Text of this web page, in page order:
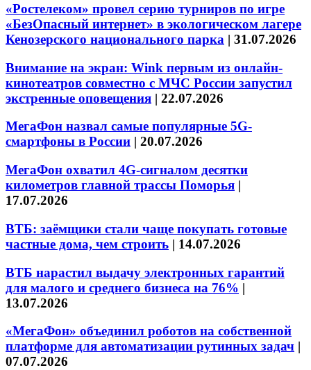
«Ростелеком» провел серию турниров по игре
«БезОпасный интернет» в экологическом лагере
Кенозерского национального парка | 31.07.2026
Внимание на экран: Wink первым из онлайн-
кинотеатров совместно с МЧС России запустил
экстренные оповещения | 22.07.2026
МегаФон назвал самые популярные 5G-
смартфоны в России | 20.07.2026
МегаФон охватил 4G-сигналом десятки
километров главной трассы Поморья |
17.07.2026
ВТБ: заёмщики стали чаще покупать готовые
частные дома, чем строить | 14.07.2026
ВТБ нарастил выдачу электронных гарантий
для малого и среднего бизнеса на 76% |
13.07.2026
«МегаФон» объединил роботов на собственной
платформе для автоматизации рутинных задач |
07.07.2026